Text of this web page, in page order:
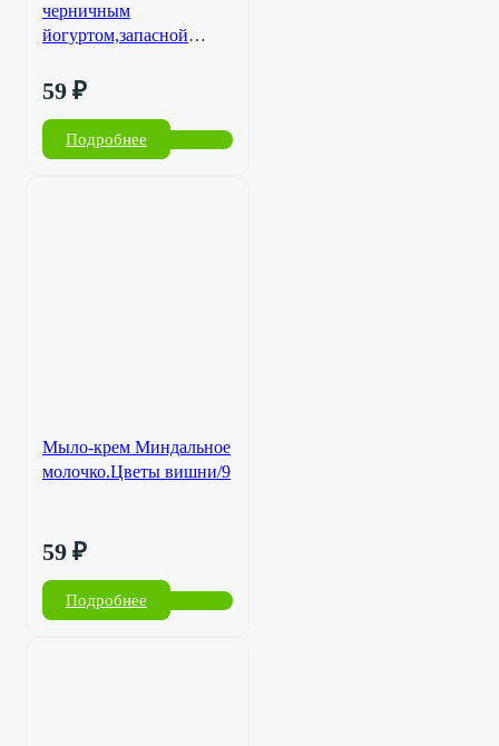
черничным
йогуртом,запасной
59 ₽
Подробнее
Мыло-крем Миндальное
молочко.Цветы вишни/9
59 ₽
Подробнее